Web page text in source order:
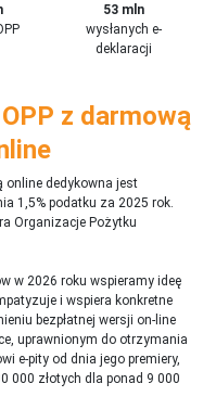
53 mln
wysłanych e-
deklaracji
z darmową
online dedykowna jest
1,5% podatku za 2025 rok.
Organizacje Pożytku
w 2026 roku wspieramy ideę
i wspiera konkretne
bezpłatnej wersji on-line
uprawnionym do otrzymania
e-pity od dnia jego premiery,
000 złotych dla ponad 9 000